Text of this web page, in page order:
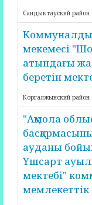
Сандыктауский район
мекемесі
атындағы
беретін
Коргалжынский район
"Ақмола
ауданы
Үшсарт
мектебі"
мемлекеттік